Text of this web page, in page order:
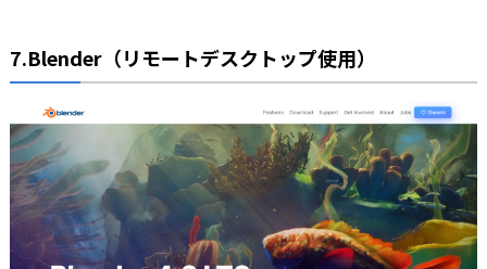
7.Blender（リモートデスクトップ使用）